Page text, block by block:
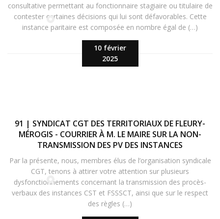
10 février
2025
consultative permettant au fonctionnaire stagiaire ou titulaire de
contester certaines décisions qui lui sont défavorables. Cette
instance paritaire est composée en nombre égal de (…)
91 | SYNDICAT CGT DES TERRITORIAUX DE FLEURY-
MÉROGIS - COURRIER À M. LE MAIRE SUR LA NON-
TRANSMISSION DES PV DES INSTANCES
Par la présente, nous, membres élus de l’organisation syndicale
CGT, tenons à attirer votre attention sur plusieurs
dysfonctionnements concernant la transmission des procès-
verbaux des instances CST et FSSSCT, ainsi que sur le respect
des règles (…)